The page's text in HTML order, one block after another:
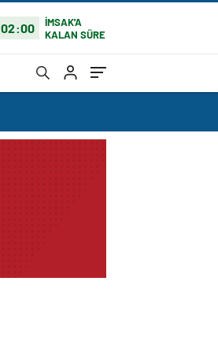
02:00
İMSAK'A
KALAN SÜRE